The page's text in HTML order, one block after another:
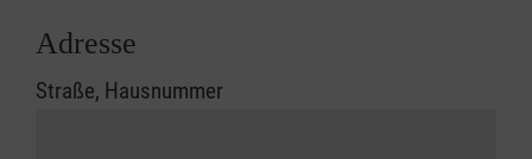
Adresse
Straße, Hausnummer